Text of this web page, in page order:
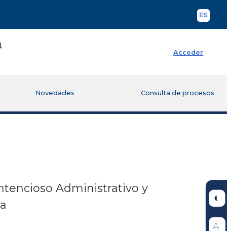
ES
Acceder
Novedades Consulta de procesos
Administrativo y